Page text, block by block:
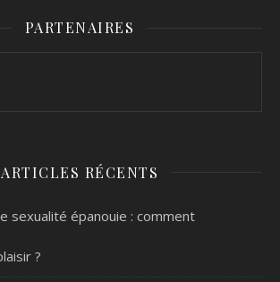
PARTENAIRES
ARTICLES RÉCENTS
sexualité épanouie : comment
?